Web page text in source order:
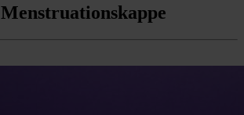
Menstruationskappe